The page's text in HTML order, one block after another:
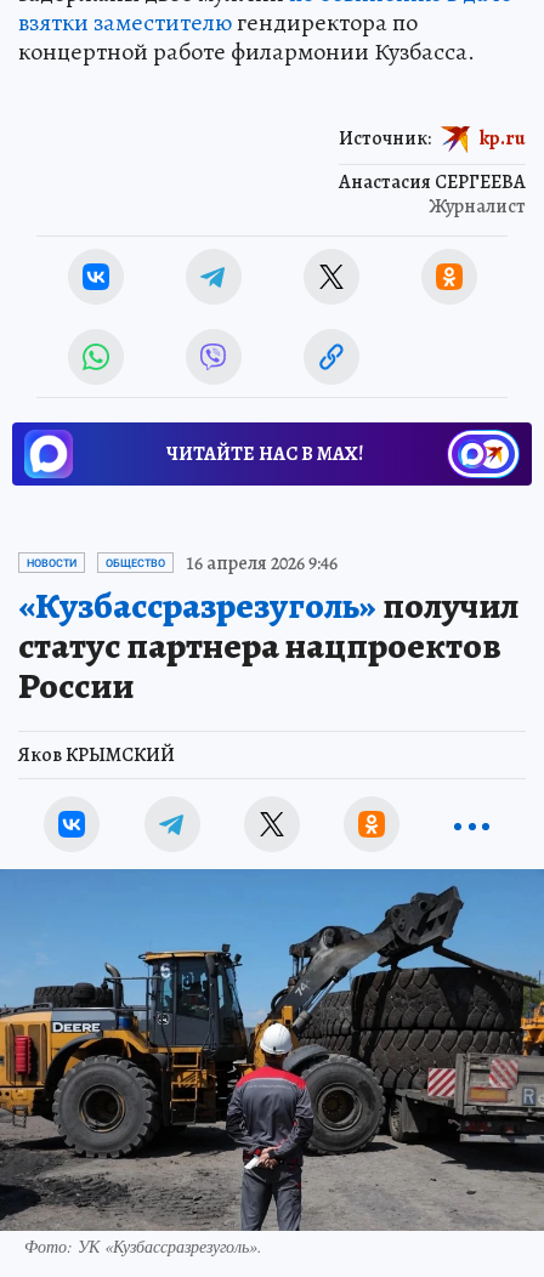
взятки заместителюгендиректора по
концертной работе филармонии Кузбасса.
Анастасия СЕРГЕЕВА
Журналист
Источник: kp.ru
ЧИТАЙТЕ НАС В МАХ!
НОВОСТИ ОБЩЕСТВО 16 апреля 2026 9:46
«Кузбассразрезуголь»получил
статус партнера нацпроектов
России
Яков КРЫМСКИЙ
Фото: УК «Кузбассразрезуголь».